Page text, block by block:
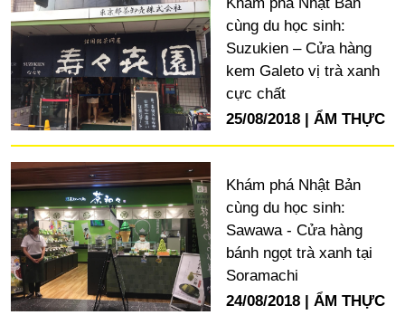
cùng du học sinh:
Suzukien – Cửa hàng
kem Galeto vị trà xanh
cực chất
25/08/2018
ẨM THỰC
Khám phá Nhật Bản
cùng du học sinh:
Sawawa - Cửa hàng
bánh ngọt trà xanh tại
Soramachi
24/08/2018
ẨM THỰC